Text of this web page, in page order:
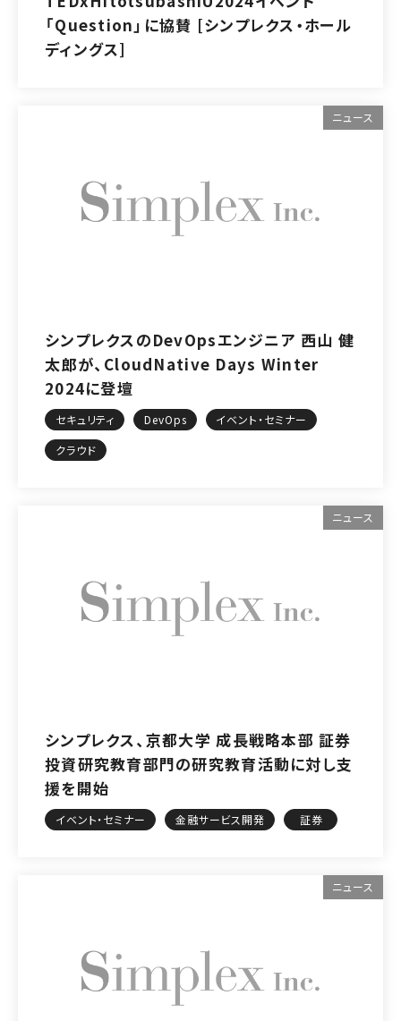
「Question」に協賛 [シンプレクス・ホール
ディングス]
ニュース
シンプレクスのDevOpsエンジニア 西山 健
太郎が、CloudNative Days Winter
2024に登壇
セキュリティ DevOps
イベント・セミナー
クラウド
ニュース
シンプレクス、京都大学 成長戦略本部 証券
投資研究教育部門の研究教育活動に対し支
援を開始
イベント・セミナー 金融サービス開発 証券
ニュース